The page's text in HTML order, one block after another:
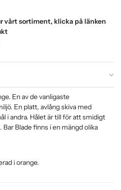
vårt sortiment, klicka på länken
En av de vanligaste
En platt, avlång skiva med
i andra. Hålet är till för att smidigt
Blade finns i en mängd olika
i orange.